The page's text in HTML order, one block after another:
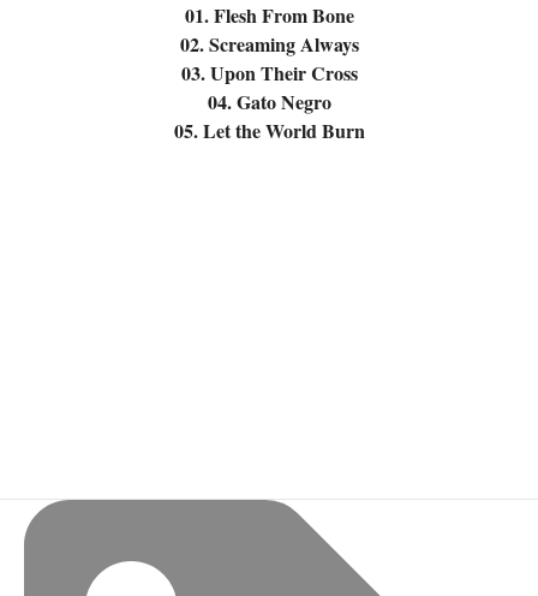
01. Flesh From Bone
02. Screaming Always
03. Upon Their Cross
04. Gato Negro
05. Let the World Burn